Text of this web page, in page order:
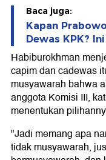
Baca juga:
Kapan
Dewas KPK?
Habiburokhman
capim dan cadewas
musyawarah bahwa
anggota Komisi III,
menentukan
"Jadi memang apa
tidak musyawarah,